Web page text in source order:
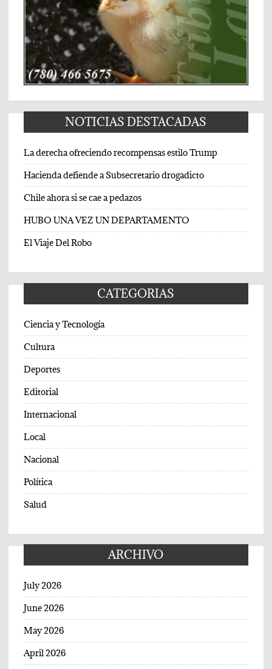
NOTICIAS DESTACADAS
La derecha ofreciendo recompensas estilo Trump
Hacienda defiende a Subsecretario drogadicto
Chile ahora si se cae a pedazos
HUBO UNA VEZ UN DEPARTAMENTO
El Viaje Del Robo
CATEGORIAS
Ciencia y Tecnología
Cultura
Deportes
Editorial
Internacional
Local
Nacional
Política
Salud
ARCHIVO
July 2026
June 2026
May 2026
April 2026